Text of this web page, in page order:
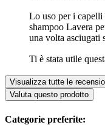
Lo uso per i
shampoo Lavera
una volta asciugati
Ti è stata utile
Visualizza tutte le
Valuta questo prodotto
Categorie preferite: